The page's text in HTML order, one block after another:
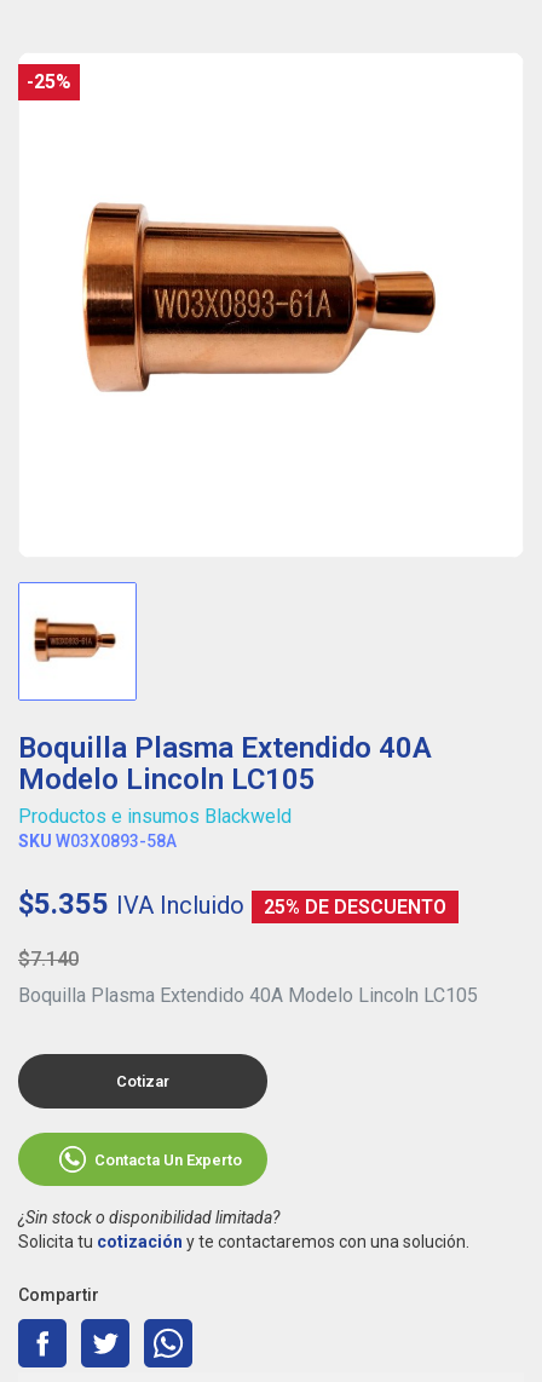
-25%
Boquilla Plasma Extendido 40A
Modelo Lincoln LC105
Productos e insumos Blackweld
SKU W03X0893-58A
$5.355 IVA Incluido 25% DE DESCUENTO
$7.140
Boquilla Plasma Extendido 40A Modelo Lincoln LC105
Cotizar
Contacta Un Experto
¿Sin stock o disponibilidad limitada?
Solicita tu cotización y te contactaremos con una solución.
Compartir